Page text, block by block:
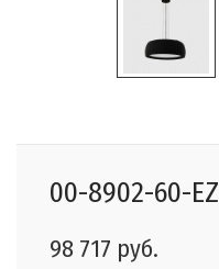
00-8902-60-EZ
98 717 руб.